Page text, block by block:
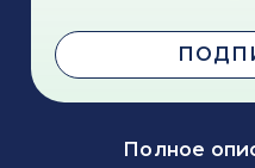
Полное